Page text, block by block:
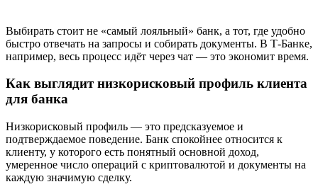
Выбирать стоит не «самый лояльный» банк, а тот, где удобно
быстро отвечать на запросы и собирать документы. В Т-Банке,
например, весь процесс идёт через чат — это экономит время.
Как выглядит низкорисковый профиль клиента
для банка
Низкорисковый профиль — это предсказуемое и
подтверждаемое поведение. Банк спокойнее относится к
клиенту, у которого есть понятный основной доход,
умеренное число операций с криптовалютой и документы на
каждую значимую сделку.